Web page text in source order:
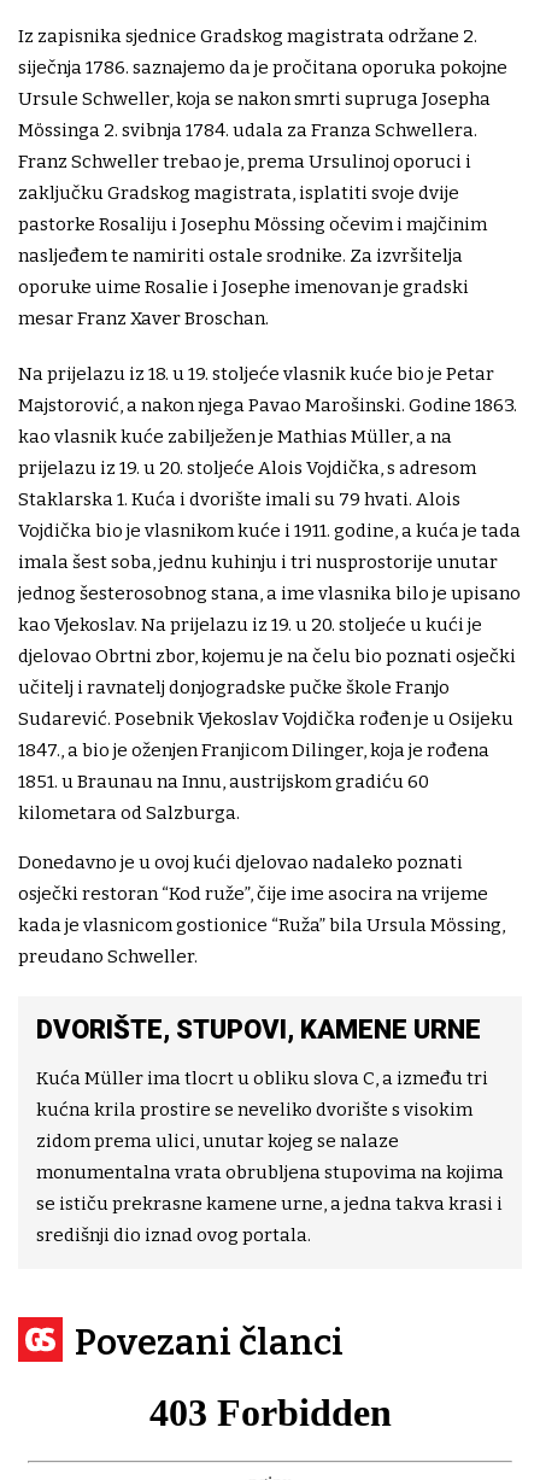
Iz zapisnika sjednice Gradskog magistrata održane 2.
siječnja 1786. saznajemo da je pročitana oporuka pokojne
Ursule Schweller, koja se nakon smrti supruga Josepha
Mössinga 2. svibnja 1784. udala za Franza Schwellera.
Franz Schweller trebao je, prema Ursulinoj oporuci i
zaključku Gradskog magistrata, isplatiti svoje dvije
pastorke Rosaliju i Josephu Mössing očevim i majčinim
nasljeđem te namiriti ostale srodnike. Za izvršitelja
oporuke uime Rosalie i Josephe imenovan je gradski
mesar Franz Xaver Broschan.
Na prijelazu iz 18. u 19. stoljeće vlasnik kuće bio je Petar
Majstorović, a nakon njega Pavao Marošinski. Godine 1863.
kao vlasnik kuće zabilježen je Mathias Müller, a na
prijelazu iz 19. u 20. stoljeće Alois Vojdička, s adresom
Staklarska 1. Kuća i dvorište imali su 79 hvati. Alois
Vojdička bio je vlasnikom kuće i 1911. godine, a kuća je tada
imala šest soba, jednu kuhinju i tri nusprostorije unutar
jednog šesterosobnog stana, a ime vlasnika bilo je upisano
kao Vjekoslav. Na prijelazu iz 19. u 20. stoljeće u kući je
djelovao Obrtni zbor, kojemu je na čelu bio poznati osječki
učitelj i ravnatelj donjogradske pučke škole Franjo
Sudarević. Posebnik Vjekoslav Vojdička rođen je u Osijeku
1847., a bio je oženjen Franjicom Dilinger, koja je rođena
1851. u Braunau na Innu, austrijskom gradiću 60
kilometara od Salzburga.
Donedavno je u ovoj kući djelovao nadaleko poznati
osječki restoran “Kod ruže”, čije ime asocira na vrijeme
kada je vlasnicom gostionice “Ruža” bila Ursula Mössing,
preudano Schweller.
DVORIŠTE, STUPOVI, KAMENE URNE
Kuća Müller ima tlocrt u obliku slova C, a između tri
kućna krila prostire se neveliko dvorište s visokim
zidom prema ulici, unutar kojeg se nalaze
monumentalna vrata obrubljena stupovima na kojima
se ističu prekrasne kamene urne, a jedna takva krasi i
središnji dio iznad ovog portala.
Povezani članci